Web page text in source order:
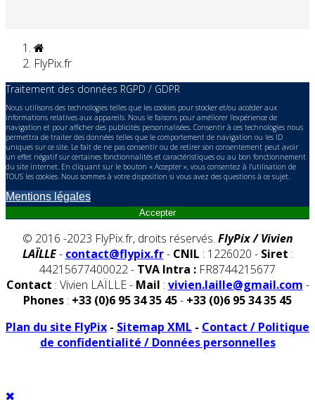
FlyPix.fr
Traitement des données RGPD / GDPR
Nous utilisons des technologies telles que les cookies pour stocker et/ou accéder aux
informations relatives aux appareils. Nous le faisons pour améliorer l’expérience de
navigation et pour afficher des publicités personnalisées. Consentir à ces technologies nous
permettra de traiter des données telles que le comportement de navigation ou les ID
uniques sur ce site. Le fait de ne pas consentir ou de retirer son consentement peut avoir
un effet négatif sur certaines fonctionnalités et caractéristiques ou au bon fonctionnement
du site internet. En cliquant sur le bouton « Accepter », vous consentez à l'utilisation de
TOUS les cookies. Nous sommes à votre disposition si vous avez des questions à ce sujet.
Mentions légales
Accepter
© 2016 -2023 FlyPix.fr, droits réservés. FlyPix / Vivien
LAÏLLE - contact@flypix.fr- CNIL : 1226020 - Siret :
44215677400022 - TVA Intra : FR8744215677
Contact : Vivien LAÏLLE - Mail : vivien.laille@gmail.com -
Phones : +33 (0)6 95 34 35 45- +33 (0)6 95 34 35 45
Plan du site FlyPix - Sitemap XML - Contact / Politique
de confidentialité / Données personnelles